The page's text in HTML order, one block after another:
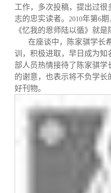
专业委员会
兴趣群体
西南联大校
捐赠纪事
捐赠方法
义工计划
《水木清华
我要订阅
新媒体平台
清华人物
清华故事
青春风采
校友文苑
校友讲坛
校友视界
校友服务
终身学习
信息化服务
三创大赛
实用信息
校友总会
总会简介
会长致辞
总会章程
理事会名单
关闭
工作，多次投稿，提出过
志的忠实读者。 2010年第6期
《忆我的恩师陆以循》就是
在座谈中，陈家骐学长
训，积极进取，早日成为
部人员热情接待了陈家骐
的谢意，也表示将不负学
好刊物。